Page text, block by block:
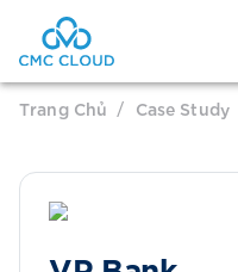
Trang Chủ / Case Study